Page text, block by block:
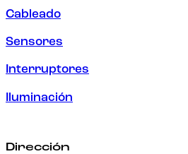
Cableado
Sensores
Interruptores
Iluminación
Dirección